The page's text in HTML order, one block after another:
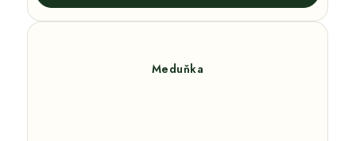
Meduňka